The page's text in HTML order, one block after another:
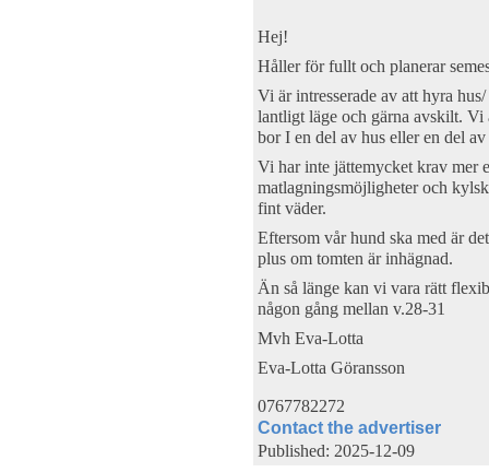
Hej!
Håller för fullt och planerar
Vi är intresserade av att hyra
lantligt läge och gärna avskilt. Vi
bor I en del av hus eller en del
Vi har inte jättemycket krav mer
matlagningsmöjligheter och
fint väder.
Eftersom vår hund ska med är
plus om tomten är inhägnad.
Än så länge kan vi vara rätt
någon gång mellan v.28-31
Mvh Eva-Lotta
Eva-Lotta Göransson
0767782272
Contact the advertiser
Published: 2025-12-09